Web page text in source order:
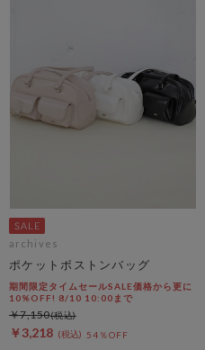
archives
ポケットボストンバッグ
期間限定タイムセールSALE価格から更に
10%OFF! 8/10 10:00まで
￥3,218 54％OFF
￥7,150